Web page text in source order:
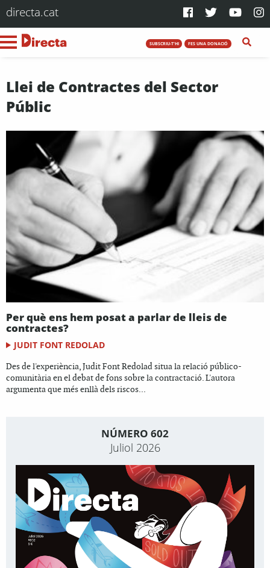
directa.cat
SUBSCRIU-T'HI FES UNA DONACIÓ
Llei de Contractes del Sector
Públic
Per què ens hem posat a parlar de lleis de
contractes?
JUDIT FONT REDOLAD
Des de l'experiència, Judit Font Redolad situa la relació público-
comunitària en el debat de fons sobre la contractació. L'autora
argumenta que més enllà dels riscos...
NÚMERO 602
Juliol 2026